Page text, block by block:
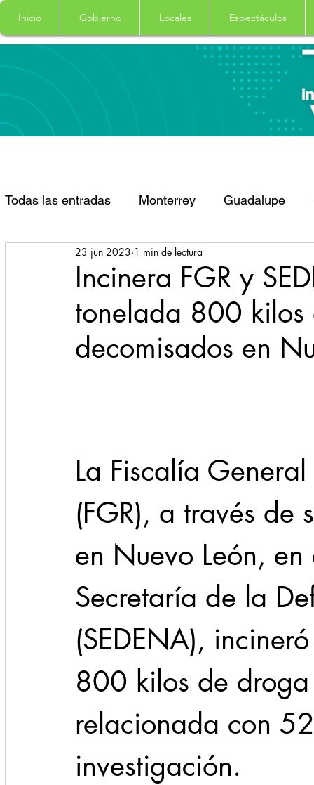
Inicio Gobierno Locales Espectáculos
Todas las entradas Monterrey Guadalupe
Santa Catarina San Pedro Garza Garcia
Espectaculos Clima Principal Salud
Incinera FGR y
tonelada 800 kilos
decomisados en
23 jun 2023 1 min de lectura
La Fiscalía
(FGR), a través de
en Nuevo León,
Secretaría de la
(SEDENA),
800 kilos de
relacionada con
investigación.